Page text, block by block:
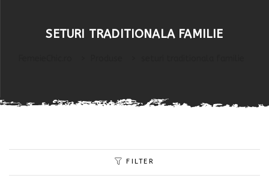
SETURI TRADITIONALA FAMILIE
FILTER